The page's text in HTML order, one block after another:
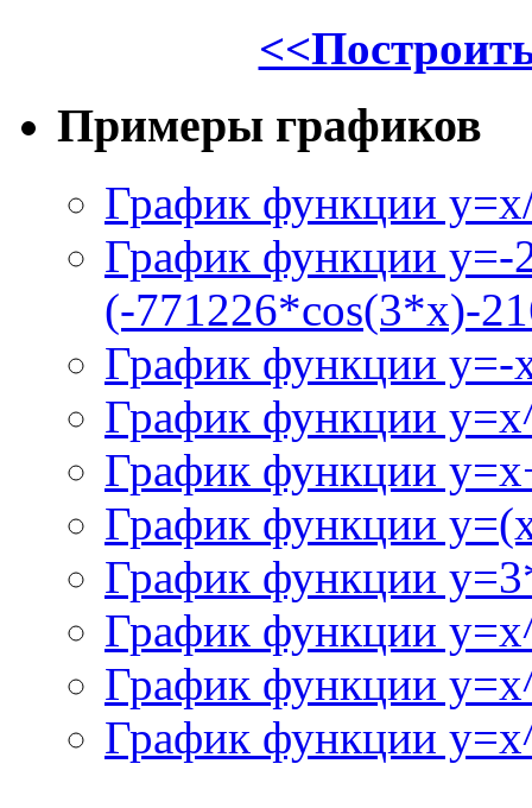
Примеры графиков
График функции
График функции y=-
(-771226*cos(3*x)-
График функции
График функции
График функции
График функции
График функции
График функции
График функции
График функции